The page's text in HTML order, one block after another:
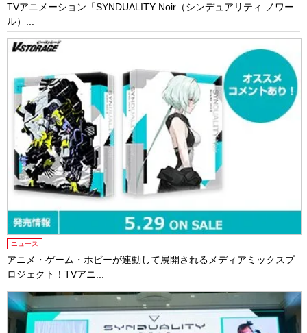
TVアニメーション「SYNDUALITY Noir（シンデュアリティ ノワー
ル）...
ニュース
アニメ・ゲーム・ホビーが連動して展開されるメディアミックスプ
ロジェクト！TVアニ...